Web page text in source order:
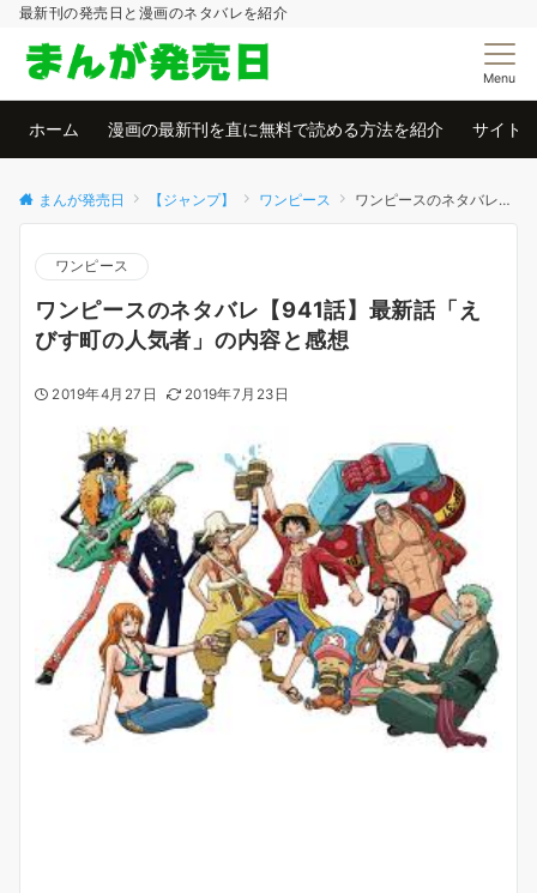
最新刊の発売日と漫画のネタバレを紹介
Menu
ホーム 漫画の最新刊を直に無料で読める方法を紹介 サイト
まんが発売日 【ジャンプ】 ワンピース ワンピースのネタバレ【941話】最新話「えびす町の人気者」の内容と感想
ワンピース
ワンピースのネタバレ【941話】最新話「え
びす町の人気者」の内容と感想
2019年4月27日 2019年7月23日